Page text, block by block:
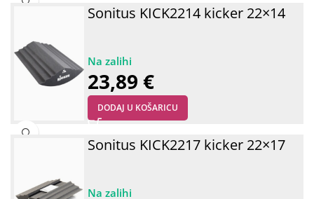
Sonitus KICK2214 kicker 22×14
23,89 €
DODAJ U KOŠARICU
Sonitus KICK2217 kicker 22×17